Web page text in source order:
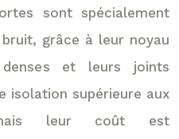
sont spécialement
grâce à leur noyau
et leurs joints
isolation supérieure aux
leur coût est